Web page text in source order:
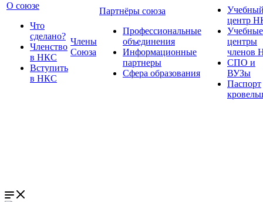
О союзе
Что
сделано?
Членство
в НКС
Вступить
в НКС
Члены
Союза
Партнёры союза
Профессиональные
объединения
Информационные
партнеры
Сфера образования
центр
Учебные
центры
членов
СПО и
ВУЗы
Паспорт